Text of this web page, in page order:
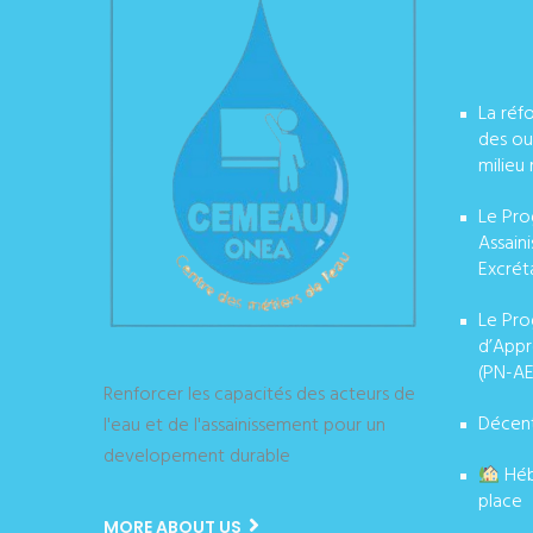
Renforcer les capacités des acteurs de
l'eau et de l'assainissement pour un
developement durable
MORE ABOUT US
La
des
milieu
Le
Le
(PN-
place